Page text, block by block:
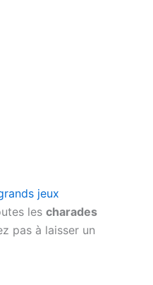
jeux
les charades
pas à laisser un